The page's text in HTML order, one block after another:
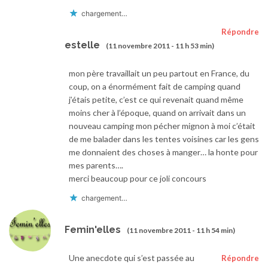
chargement…
estelle (11 novembre 2011 - 11 h 53 min)
Répondre
mon père travaillait un peu partout en France, du
coup, on a énormément fait de camping quand
j’étais petite, c’est ce qui revenait quand même
moins cher à l’époque, quand on arrivait dans un
nouveau camping mon pécher mignon à moi c’était
de me balader dans les tentes voisines car les gens
me donnaient des choses à manger… la honte pour
mes parents….
merci beaucoup pour ce joli concours
chargement…
Femin'elles (11 novembre 2011 - 11 h 54 min)
Répondre
Une anecdote qui s’est passée au